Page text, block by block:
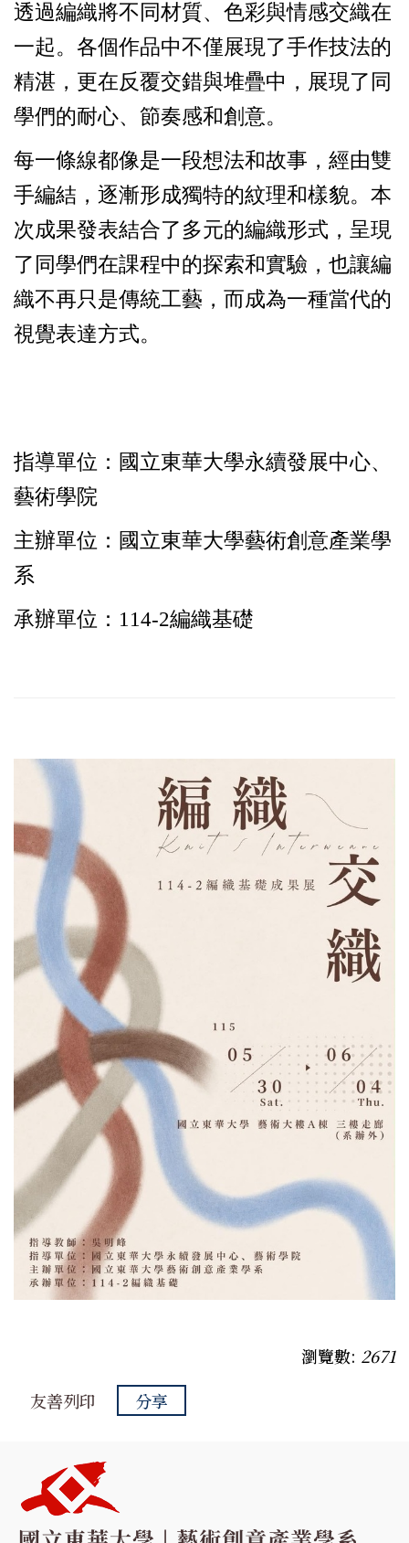
透過編織將不同材質、色彩與情感交織在
一起。各個作品中不僅展現了手作技法的
精湛，更在反覆交錯與堆疊中，展現了同
學們的耐心、節奏感和創意。
每一條線都像是一段想法和故事，經由雙
手編結，逐漸形成獨特的紋理和樣貌。本
次成果發表結合了多元的編織形式，呈現
了同學們在課程中的探索和實驗，也讓編
織不再只是傳統工藝，而成為一種當代的
視覺表達方式。
指導單位：國立東華大學永續發展中心、
藝術學院
主辦單位：國立東華大學藝術創意產業學
系
承辦單位：114-2編織基礎
瀏覽數: 2671
友善列印
分享